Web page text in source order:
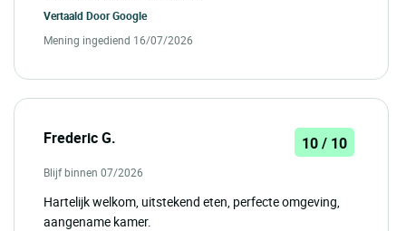
Vertaald DoorGoogle
Mening ingediend 16/07/2026
Frederic G. 10 / 10
Blijf binnen 07/2026
Hartelijk welkom, uitstekend eten, perfecte omgeving,
aangename kamer.